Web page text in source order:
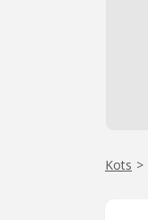
Kots >